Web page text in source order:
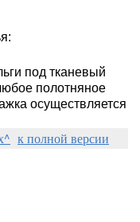
под тканевый
полотняное
осуществляется
к полной версии